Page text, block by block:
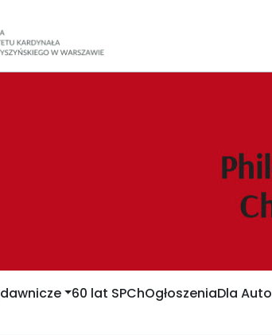
60 lat SPChOgłoszeniaDla